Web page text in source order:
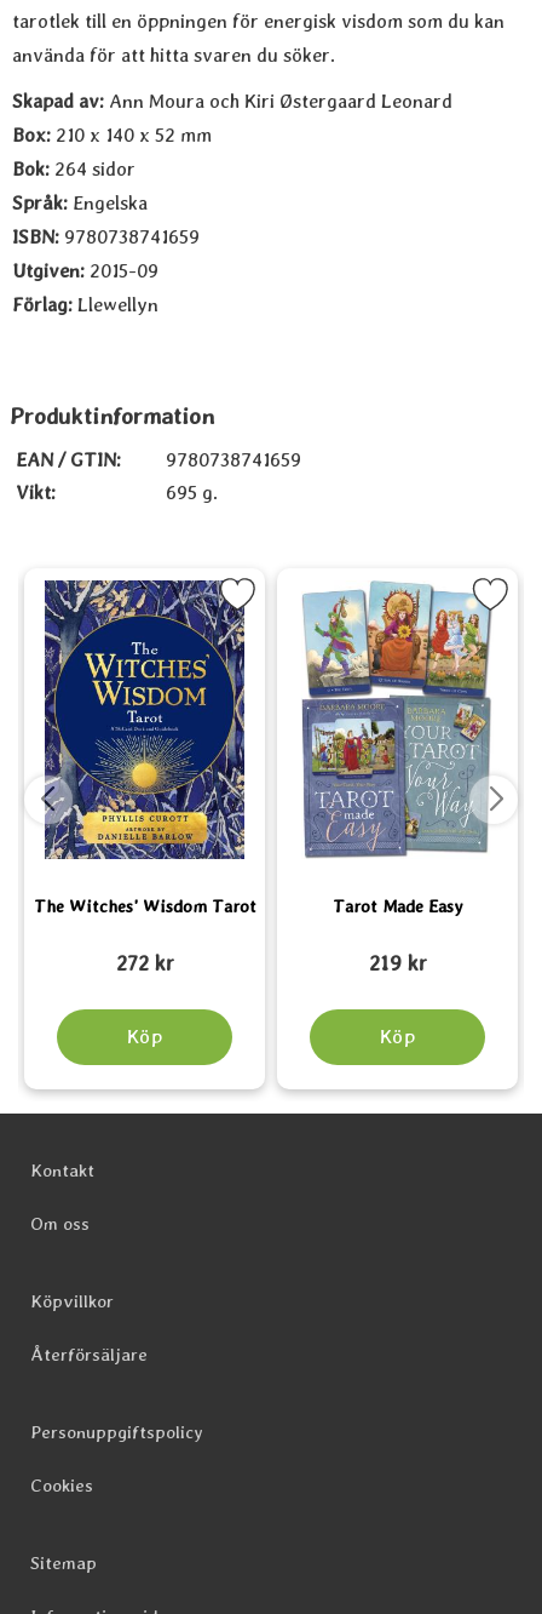
tarotlek till en öppningen för energisk visdom som du kan
använda för att hitta svaren du söker.
Skapad av: Ann Moura och Kiri Østergaard Leonard
Box: 210 x 140 x 52 mm
Bok: 264 sidor
Språk: Engelska
ISBN: 9780738741659
Utgiven: 2015-09
Förlag: Llewellyn
Produktinformation
EAN / GTIN:
9780738741659
Vikt:
695 g.
som favorit
The Witches' Wisdom Tarot
Art. nr 6556272 kr
Köp
Markera The Witches' Wisdom Tarot som favorit
Tarot Made Easy
Art. nr 5117219 kr
Köp
Markera Tarot Made
Kontakt
Om oss
Köpvillkor
Återförsäljare
Personuppgiftspolicy
Cookies
Sitemap